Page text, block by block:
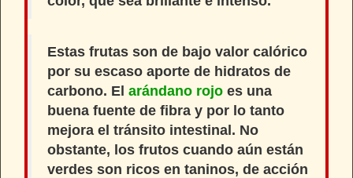
Estas frutas son de bajo valor calórico
por su escaso aporte de hidratos de
carbono. El arándano rojo es una
buena fuente de fibra y por lo tanto
mejora el tránsito intestinal. No
obstante, los frutos cuando aún están
verdes son ricos en taninos, de acción